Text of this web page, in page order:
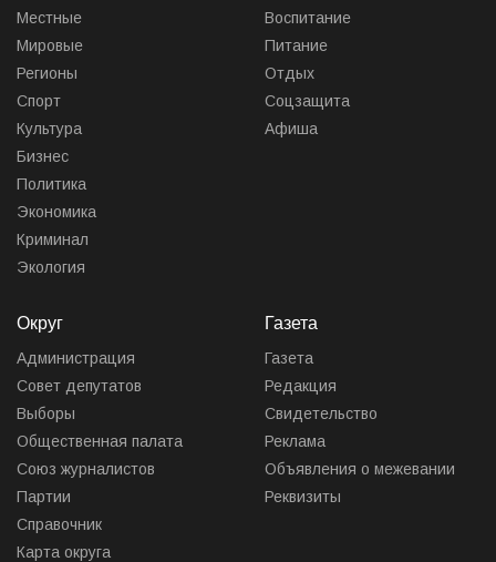
Местные
Мировые
Регионы
Спорт
Культура
Бизнес
Политика
Экономика
Криминал
Экология
Воспитание
Питание
Отдых
Соцзащита
Афиша
Округ
Администрация
Совет депутатов
Выборы
Общественная палата
Союз журналистов
Партии
Справочник
Карта округа
Газета
Газета
Редакция
Свидетельство
Реклама
Объявления о межевании
Реквизиты